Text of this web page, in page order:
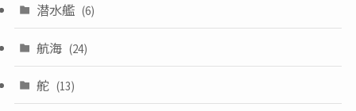
潜水艦 (6)
航海 (24)
舵 (13)